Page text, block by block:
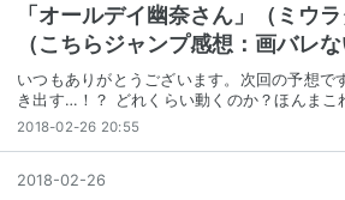
「オールデイ幽奈さん」（ミウ
（こちらジャンプ感想：画バレな
いつもありがとうございます。次回の予想で
き出す…！？ どれくらい動くのか？ほんまこ
2018-02-26 20:55
2018-02-26